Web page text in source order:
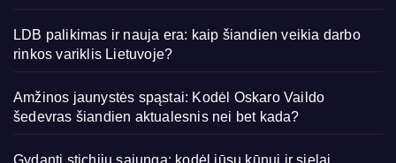
LDB palikimas ir nauja era: kaip šiandien veikia darbo
rinkos variklis Lietuvoje?
Amžinos jaunystės spąstai: Kodėl Oskaro Vaildo
šedevras šiandien aktualesnis nei bet kada?
Gydanti stichijų sąjunga: kodėl jūsų kūnui ir sielai